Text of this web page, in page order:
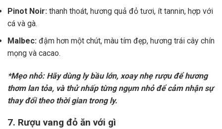
Pinot Noir: thanh thoát, hương quả đỏ tươi, ít tannin, hợp với
cá và gà.
Malbec: đậm hơn một chút, màu tím đẹp, hương trái cây chín
mọng và cacao.
*Mẹo nhỏ: Hãy dùng ly bầu lớn, xoay nhẹ rượu để hương
thơm lan tỏa, và thử nhấp từng ngụm nhỏ để cảm nhận sự
thay đổi theo thời gian trong ly.
7. Rượu vang đỏ ăn với gì